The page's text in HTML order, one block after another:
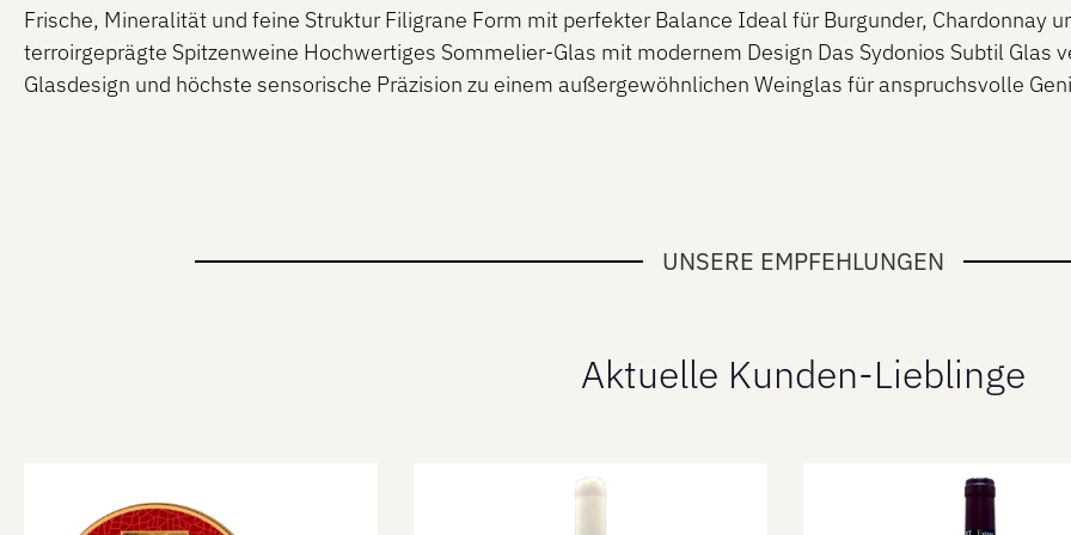
Frische, Mineralität und feine Struktur Filigrane Form mit perfekter Balance Ideal für Burgunder, Chardonnay
terroirgeprägte Spitzenweine Hochwertiges Sommelier-Glas mit modernem Design Das Sydonios Subtil
Glasdesign und höchste sensorische Präzision zu einem außergewöhnlichen Weinglas für anspruchsvolle
UNSERE EMPFEHLUNGEN
Aktuelle Kunden-Lieblinge